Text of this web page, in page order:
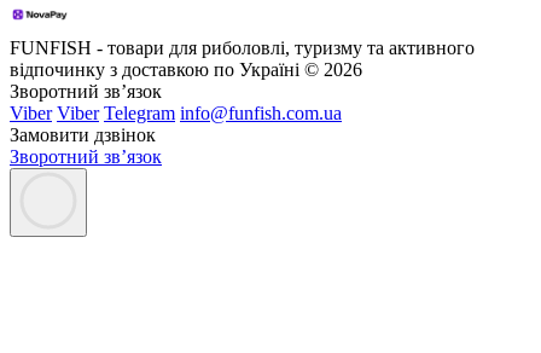
FUNFISH - товари для риболовлі, туризму та активного
відпочинку з доставкою по Україні © 2026
Зворотний зв’язок
Viber Viber Telegram info@funfish.com.ua
Замовити дзвінок
Зворотний зв’язок